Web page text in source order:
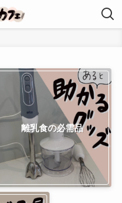
離乳食の必需品